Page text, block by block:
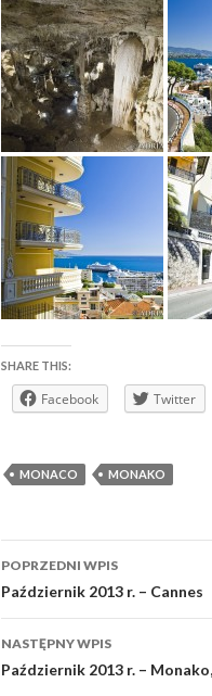
SHARE THIS:
Facebook Twitter
MONACO MONAKO
Zobacz
wpisy
POPRZEDNI WPIS
Październik 2013 r. – Cannes
NASTĘPNY WPIS
Październik 2013 r. –